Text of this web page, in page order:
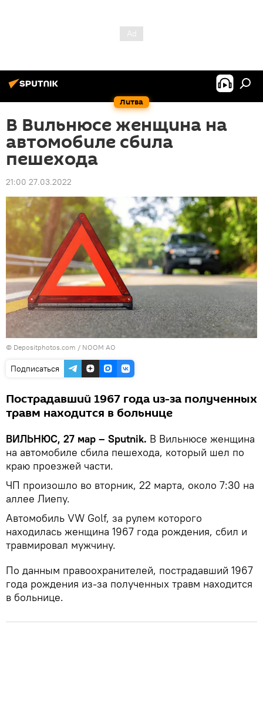
Литва
В Вильнюсе женщина на
автомобиле сбила
пешехода
21:00 27.03.2022
© Depositphotos.com / NOOM AO
Подписаться
Пострадавший 1967 года из-за полученных
травм находится в больнице
ВИЛЬНЮС, 27 мар – Sputnik. В Вильнюсе женщина
на автомобиле сбила пешехода, который шел по
краю проезжей части.
ЧП произошло во вторник, 22 марта, около 7:30 на
аллее Лиепу.
Автомобиль VW Golf, за рулем которого
находилась женщина 1967 года рождения, сбил и
травмировал мужчину.
По данным правоохранителей, пострадавший 1967
года рождения из-за полученных травм находится
в больнице.